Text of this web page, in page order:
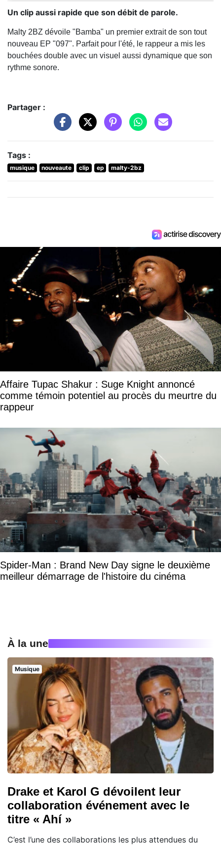
Un clip aussi rapide que son débit de parole.
Malty 2BZ dévoile "Bamba" un premier extrait de son tout
nouveau EP "097". Parfait pour l'été, le rappeur a mis les
bouchées double avec un visuel aussi dynamique que son
rythme sonore.
Partager :
Tags :
musique nouveaute clip ep malty-2bz
Affaire Tupac Shakur : Suge Knight annoncé
comme témoin potentiel au procès du meurtre du
rappeur
Spider-Man : Brand New Day signe le deuxième
meilleur démarrage de l'histoire du cinéma
À la une
Musique
Drake et Karol G dévoilent leur
collaboration événement avec le
titre « Ahí »
C’est l’une des collaborations les plus attendues du